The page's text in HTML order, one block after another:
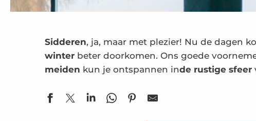
Sidderen, ja, maar met plezier! Nu de dagen
winter beter doorkomen. Ons goede
meiden kun je ontspannen inde rustige sfeer